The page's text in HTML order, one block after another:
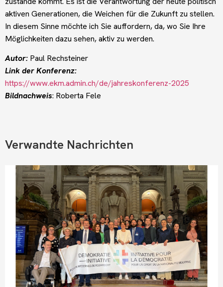
aktiven Generationen, die Weichen für die Zukunft zu stellen.
In diesem Sinne möchte ich Sie auffordern, da, wo Sie Ihre
Möglichkeiten dazu sehen, aktiv zu werden.
Autor: Paul Rechsteiner
Link der Konferenz:
https://www.ekm.admin.ch/de/jahreskonferenz-2025
Bildnachweis: Roberta Fele
Verwandte Nachrichten